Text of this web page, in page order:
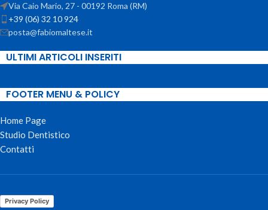
Via Caio Mario, 27 - 00192 Roma (RM)
+39 (06) 32 10 924
posta@fabiomaltese.it
ULTIMI ARTICOLI INSERITI
FOOTER MENU & POLICY
Home Page
Studio Dentistico
Contatti
Privacy Policy